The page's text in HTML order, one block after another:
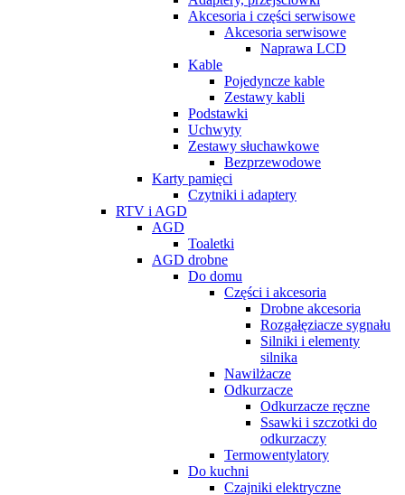
Akcesoria i części serwisowe
Akcesoria serwisowe
Naprawa LCD
Kable
Pojedyncze kable
Zestawy kabli
Podstawki
Uchwyty
Zestawy słuchawkowe
Bezprzewodowe
Karty pamięci
Czytniki i adaptery
RTV i AGD
AGD
Toaletki
AGD drobne
Do domu
Części i akcesoria
Drobne akcesoria
Rozgałęziacze sygnału
Silniki i elementy
silnika
Nawilżacze
Odkurzacze
Odkurzacze ręczne
Ssawki i szczotki do
odkurzaczy
Termowentylatory
Do kuchni
Czajniki elektryczne